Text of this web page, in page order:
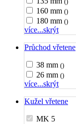
160 mm ()
180 mm ()
více...skrýt
Průchod vřetene
38 mm ()
26 mm ()
více...skrýt
Kužel vřetene
MK 5